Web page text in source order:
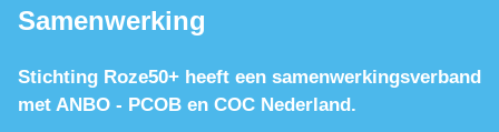
Samenwerking
Stichting Roze50+ heeft een samenwerkingsverband
met ANBO - PCOB en COC Nederland.